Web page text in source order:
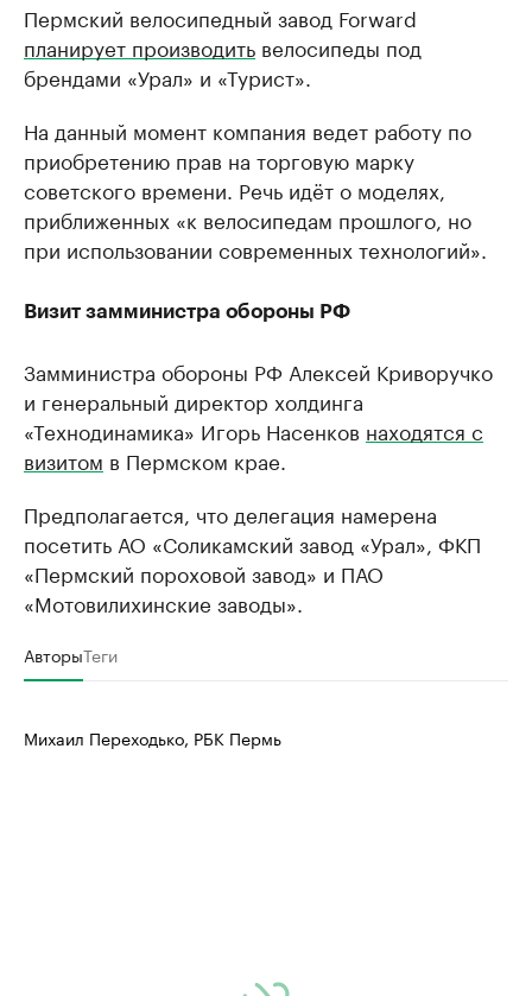
Пермский велосипедный завод Forward
планирует производить велосипеды под
брендами «Урал» и «Турист».
На данный момент компания ведет работу по
приобретению прав на торговую марку
советского времени. Речь идёт о моделях,
приближенных «к велосипедам прошлого, но
при использовании современных технологий».
Визит замминистра обороны РФ
Замминистра обороны РФ Алексей Криворучко
и генеральный директор холдинга
«Технодинамика» Игорь Насенков находятся с
визитом в Пермском крае.
Предполагается, что делегация намерена
посетить АО «Соликамский завод «Урал», ФКП
«Пермский пороховой завод» и ПАО
«Мотовилихинские заводы».
АвторыТеги
Михаил Переходько, РБК Пермь